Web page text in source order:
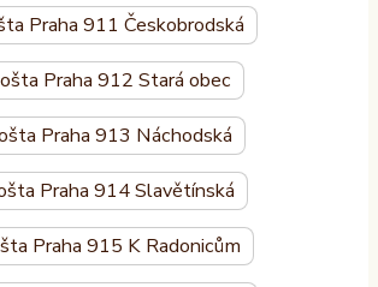
Praha 911 Českobrodská
Praha 912 Stará obec
Praha 913 Náchodská
Praha 914 Slavětínská
Praha 915 K Radonicům